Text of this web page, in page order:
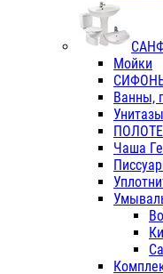
Мойки
Ванны,
Унитазы
Чаша